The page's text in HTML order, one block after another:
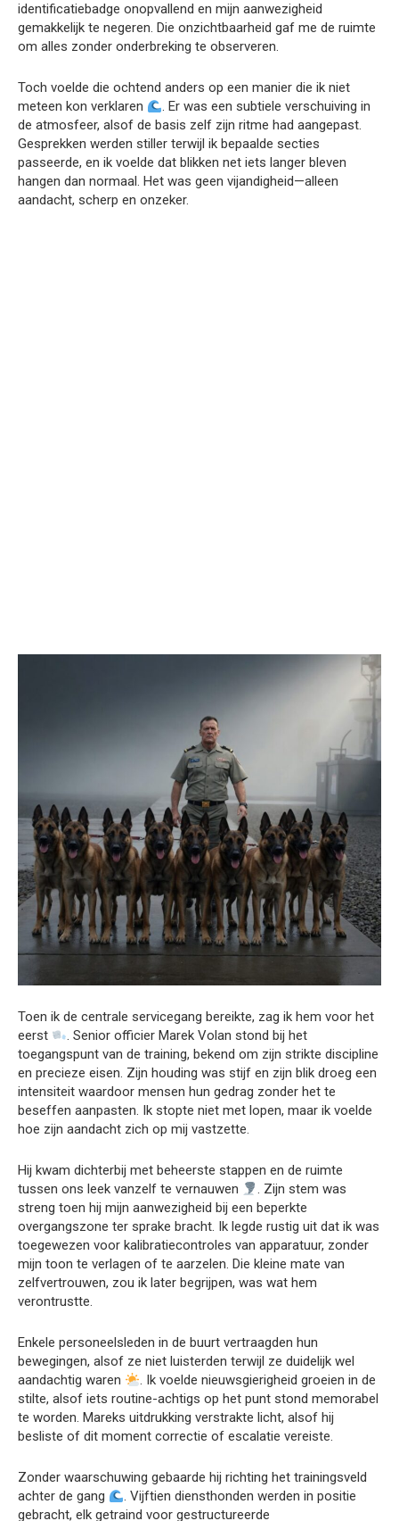
identificatiebadge onopvallend en mijn aanwezigheid
gemakkelijk te negeren. Die onzichtbaarheid gaf me de ruimte
om alles zonder onderbreking te observeren.
Toch voelde die ochtend anders op een manier die ik niet
meteen kon verklaren
. Er was een subtiele verschuiving in
de atmosfeer, alsof de basis zelf zijn ritme had aangepast.
Gesprekken werden stiller terwijl ik bepaalde secties
passeerde, en ik voelde dat blikken net iets langer bleven
hangen dan normaal. Het was geen vijandigheid—alleen
aandacht, scherp en onzeker.
Toen ik de centrale servicegang bereikte, zag ik hem voor het
eerst
. Senior officier Marek Volan stond bij het
toegangspunt van de training, bekend om zijn strikte discipline
en precieze eisen. Zijn houding was stijf en zijn blik droeg een
intensiteit waardoor mensen hun gedrag zonder het te
beseffen aanpasten. Ik stopte niet met lopen, maar ik voelde
hoe zijn aandacht zich op mij vastzette.
Hij kwam dichterbij met beheerste stappen en de ruimte
tussen ons leek vanzelf te vernauwen
. Zijn stem was
streng toen hij mijn aanwezigheid bij een beperkte
overgangszone ter sprake bracht. Ik legde rustig uit dat ik was
toegewezen voor kalibratiecontroles van apparatuur, zonder
mijn toon te verlagen of te aarzelen. Die kleine mate van
zelfvertrouwen, zou ik later begrijpen, was wat hem
verontrustte.
Enkele personeelsleden in de buurt vertraagden hun
bewegingen, alsof ze niet luisterden terwijl ze duidelijk wel
aandachtig waren
. Ik voelde nieuwsgierigheid groeien in de
stilte, alsof iets routine-achtigs op het punt stond memorabel
te worden. Mareks uitdrukking verstrakte licht, alsof hij
besliste of dit moment correctie of escalatie vereiste.
Zonder waarschuwing gebaarde hij richting het trainingsveld
achter de gang
. Vijftien diensthonden werden in positie
gebracht, elk getraind voor gestructureerde